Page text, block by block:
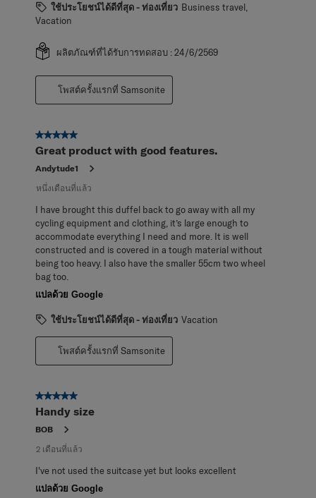
ใช้ประโยชน์ได้ดีที่สุด - ท่องเที่ยว Business travel,
Vacation
ผลิตภัณฑ์ที่ได้รับการทดสอบ :24/6/2569
โพสต์ครั้งแรกที่ Samsonite
5 จาก 5 ดาว
Great product with good features.
Andytude1
หนึ่งเดือนที่แล้ว
I have brought this duffel back to go away with all my
cycling equipment and clothing, it’s large enough to
accommodate everything I need and more. It is well
constructed and is covered in a tough material without
being too heavy. I also have the smaller 55cm two wheel
bag too.
แปลด้วย Google
ใช้ประโยชน์ได้ดีที่สุด - ท่องเที่ยว Vacation
โพสต์ครั้งแรกที่ Samsonite
5 จาก 5 ดาว
Handy size
BOB
2 เดือนที่แล้ว
I've not used the suitcase yet but looks excellent
แปลด้วย Google